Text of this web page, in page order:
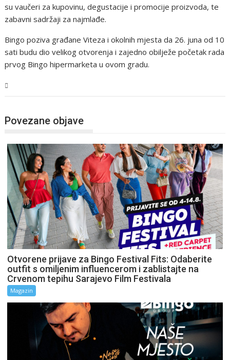
su vaučeri za kupovinu, degustacije i promocije proizvoda, te
zabavni sadržaji za najmlađe.
Bingo poziva građane Viteza i okolnih mjesta da 26. juna od 10
sati budu dio velikog otvorenja i zajedno obilježe početak rada
prvog Bingo hipermarketa u ovom gradu.
Povezane objave
Otvorene prijave za Bingo Festival Fits: Odaberite
outfit s omiljenim influencerom i zablistajte na
Crvenom tepihu Sarajevo Film Festivala
Magazin